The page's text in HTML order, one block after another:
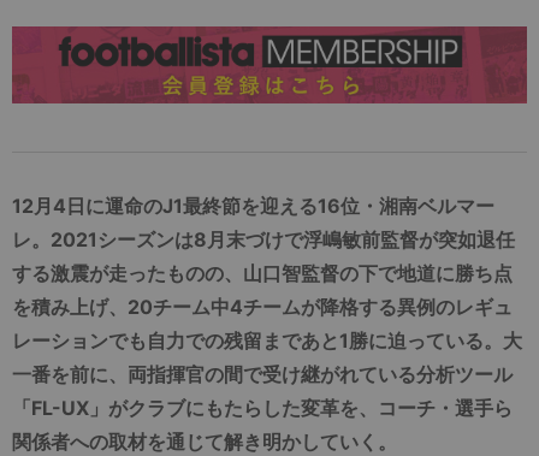
12月4日に運命のJ1最終節を迎える16位・湘南ベルマー
レ。2021シーズンは8月末づけで浮嶋敏前監督が突如退任
する激震が走ったものの、山口智監督の下で地道に勝ち点
を積み上げ、20チーム中4チームが降格する異例のレギュ
レーションでも自力での残留まであと1勝に迫っている。大
一番を前に、両指揮官の間で受け継がれている分析ツール
「FL-UX」がクラブにもたらした変革を、コーチ・選手ら
関係者への取材を通じて解き明かしていく。